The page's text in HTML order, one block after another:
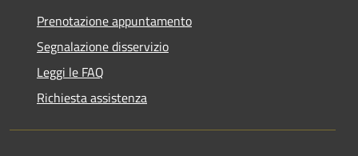
Prenotazione appuntamento
Segnalazione disservizio
Leggi le FAQ
Richiesta assistenza